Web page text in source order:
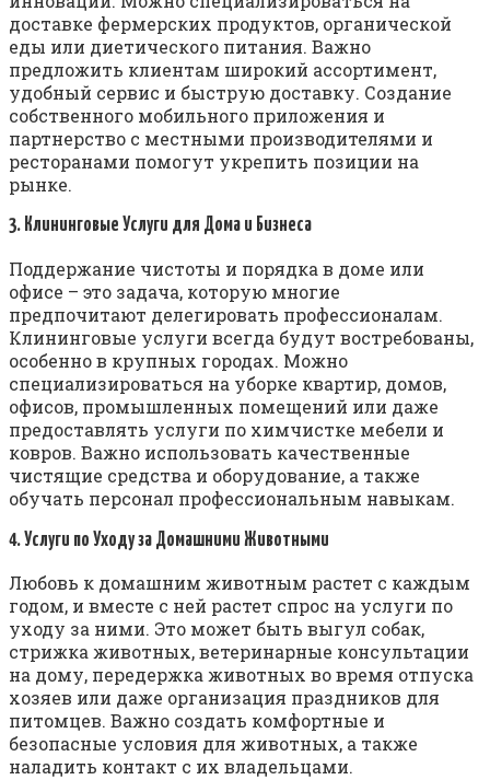
доставке фермерских продуктов, органической
еды или диетического питания. Важно
предложить клиентам широкий ассортимент,
удобный сервис и быструю доставку. Создание
собственного мобильного приложения и
партнерство с местными производителями и
ресторанами помогут укрепить позиции на
рынке.
3. Клининговые Услуги для Дома и Бизнеса
Поддержание чистоты и порядка в доме или
офисе – это задача, которую многие
предпочитают делегировать профессионалам.
Клининговые услуги всегда будут востребованы,
особенно в крупных городах. Можно
специализироваться на уборке квартир, домов,
офисов, промышленных помещений или даже
предоставлять услуги по химчистке мебели и
ковров. Важно использовать качественные
чистящие средства и оборудование, а также
обучать персонал профессиональным навыкам.
4. Услуги по Уходу за Домашними Животными
Любовь к домашним животным растет с каждым
годом, и вместе с ней растет спрос на услуги по
уходу за ними. Это может быть выгул собак,
стрижка животных, ветеринарные консультации
на дому, передержка животных во время отпуска
хозяев или даже организация праздников для
питомцев. Важно создать комфортные и
безопасные условия для животных, а также
наладить контакт с их владельцами.